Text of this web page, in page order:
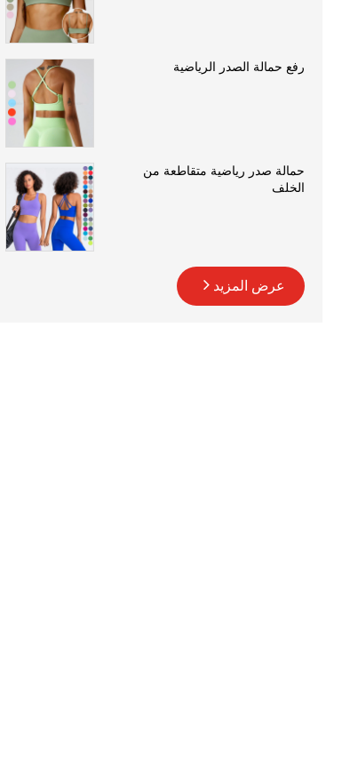
رفع حمالة الصدر الرياضية
حمالة صدر رياضية متقاطعة من
الخلف
عرض المزيد